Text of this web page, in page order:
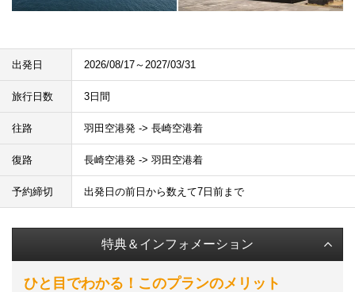
出発日 2026/08/17～2027/03/31
旅行日数 3日間
往路 羽田空港発 -> 長崎空港着
復路 長崎空港発 -> 羽田空港着
予約締切 出発日の前日から数えて7日前まで
特典＆インフォメーション
ひと目でわかる！このプランのメリット